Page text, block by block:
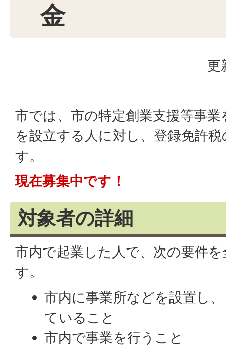
金
更
市では、市の特定創業支援等事
を設立する人に対し、登録免許
す。
現在募集中です！
対象者の詳細
市内で起業した人で、次の要件
す。
市内に事業所などを設置し
ていること
市内で事業を行うこと